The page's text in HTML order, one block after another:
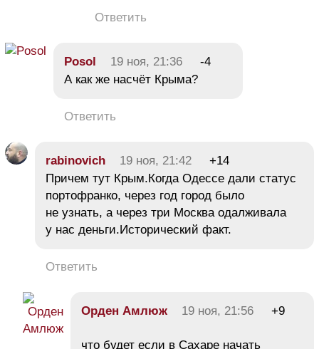
Ответить
Posol 19 ноя, 21:36
-4
А как же насчёт Крыма?
Ответить
rabinovich 19 ноя, 21:42
+14
Причем тут Крым.Когда Одессе дали статус
портофранко, через год город было
не узнать, а через три Москва одалживала
у нас деньги.Исторический факт.
Ответить
Орден Амлюж 19 ноя, 21:56 +9
что будет если в Сахаре начать